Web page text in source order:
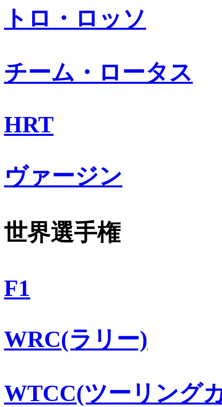
トロ・ロッソ
チーム・ロータス
HRT
ヴァージン
世界選手権
F1
WRC(ラリー)
WTCC(ツーリング